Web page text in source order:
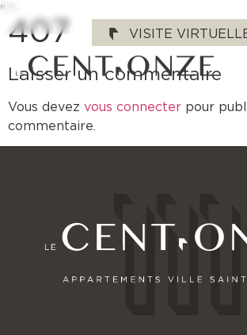
" "
VISITE
407
Laisser un commentaire
Vous devez vous connecter pour
commentaire.